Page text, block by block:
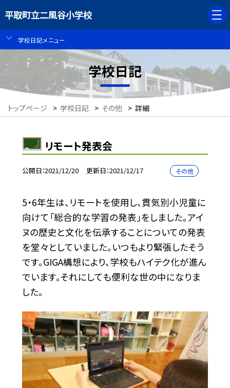
平取町立二風谷小学校
学校日記メニュー
学校日記
トップページ > 学校日記 > その他 > 詳細
リモート発表会
公開日 2021/12/20 更新日 2021/12/17 その他
5・6年生は、リモートを使用し、貫気別小児童に
向けて「総合的な学習の発表」をしました。アイ
ヌの歴史と文化を伝承することについての発表
を堂々としていました。いつもより緊張したそう
です。GIGA構想により、学校もハイテク化が進ん
でいます。それにしても便利な世の中になりま
した。